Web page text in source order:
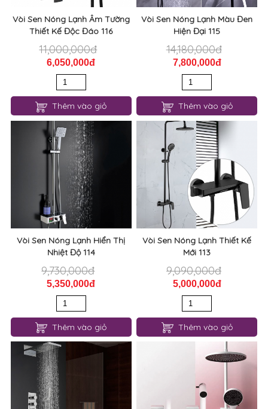
Vòi Sen Nóng Lạnh Âm Tường
Thiết Kế Độc Đáo 116
11,000,000đ
6,050,000đ
Thêm vào giỏ
Vòi Sen Nóng Lạnh Màu Đen
Hiện Đại 115
14,180,000đ
7,800,000đ
Thêm vào giỏ
Vòi Sen Nóng Lạnh Hiển Thị
Nhiệt Độ 114
9,730,000đ
5,350,000đ
Thêm vào giỏ
Vòi Sen Nóng Lạnh Thiết Kế
Mới 113
9,090,000đ
5,000,000đ
Thêm vào giỏ